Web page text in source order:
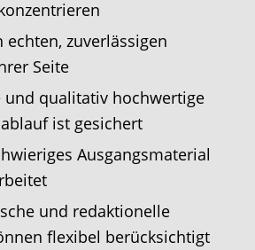
echten, zuverlässigen
Seite
und qualitativ hochwertige
ist gesichert
Ausgangsmaterial
und redaktionelle
flexibel berücksichtigt